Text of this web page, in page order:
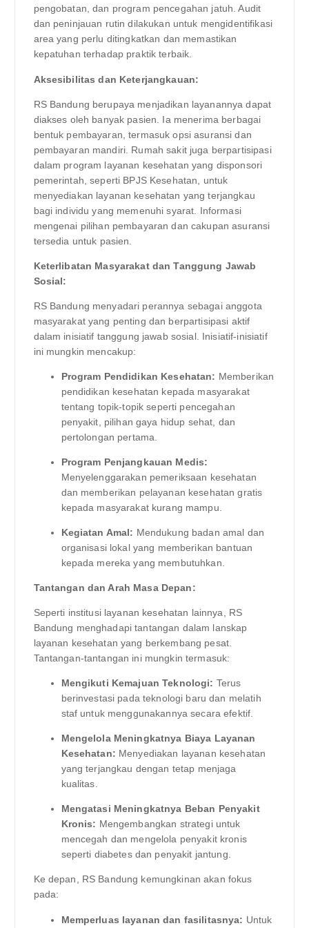
pengobatan, dan program pencegahan jatuh. Audit
dan peninjauan rutin dilakukan untuk mengidentifikasi
area yang perlu ditingkatkan dan memastikan
kepatuhan terhadap praktik terbaik.
Aksesibilitas dan Keterjangkauan:
RS Bandung berupaya menjadikan layanannya dapat
diakses oleh banyak pasien. Ia menerima berbagai
bentuk pembayaran, termasuk opsi asuransi dan
pembayaran mandiri. Rumah sakit juga berpartisipasi
dalam program layanan kesehatan yang disponsori
pemerintah, seperti BPJS Kesehatan, untuk
menyediakan layanan kesehatan yang terjangkau
bagi individu yang memenuhi syarat. Informasi
mengenai pilihan pembayaran dan cakupan asuransi
tersedia untuk pasien.
Keterlibatan Masyarakat dan Tanggung Jawab
Sosial:
RS Bandung menyadari perannya sebagai anggota
masyarakat yang penting dan berpartisipasi aktif
dalam inisiatif tanggung jawab sosial. Inisiatif-inisiatif
ini mungkin mencakup:
Program Pendidikan Kesehatan: Memberikan
pendidikan kesehatan kepada masyarakat
tentang topik-topik seperti pencegahan
penyakit, pilihan gaya hidup sehat, dan
pertolongan pertama.
Program Penjangkauan Medis:
Menyelenggarakan pemeriksaan kesehatan
dan memberikan pelayanan kesehatan gratis
kepada masyarakat kurang mampu.
Kegiatan Amal: Mendukung badan amal dan
organisasi lokal yang memberikan bantuan
kepada mereka yang membutuhkan.
Tantangan dan Arah Masa Depan:
Seperti institusi layanan kesehatan lainnya, RS
Bandung menghadapi tantangan dalam lanskap
layanan kesehatan yang berkembang pesat.
Tantangan-tantangan ini mungkin termasuk:
Mengikuti Kemajuan Teknologi: Terus
berinvestasi pada teknologi baru dan melatih
staf untuk menggunakannya secara efektif.
Mengelola Meningkatnya Biaya Layanan
Kesehatan: Menyediakan layanan kesehatan
yang terjangkau dengan tetap menjaga
kualitas.
Mengatasi Meningkatnya Beban Penyakit
Kronis: Mengembangkan strategi untuk
mencegah dan mengelola penyakit kronis
seperti diabetes dan penyakit jantung.
Ke depan, RS Bandung kemungkinan akan fokus
pada:
Memperluas layanan dan fasilitasnya: Untuk